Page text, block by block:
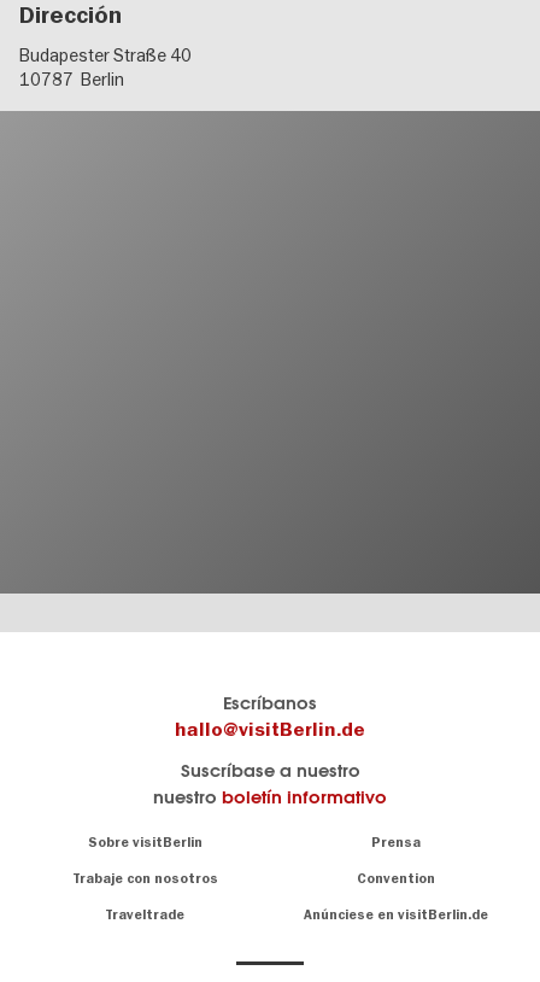
Dirección
Budapester Straße 40
10787 Berlin
Escríbanos
hallo@visitBerlin.de
Suscríbase a nuestro
nuestro boletín informativo
Sobre visitBerlin Prensa
Trabaje con nosotros Convention
Traveltrade Anúnciese en visitBerlin.de
visitBerlin.de
Conocemos
Consejos